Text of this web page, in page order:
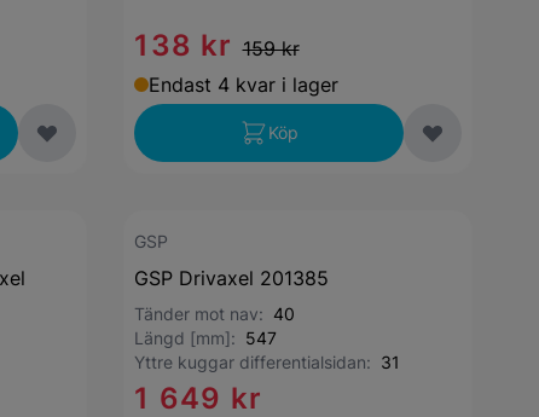
138 kr 159 kr
Endast 4 kvar i lager
Köp
GSP
GSP Drivaxel 201385
Tänder mot nav: 40
Längd [mm]: 547
Yttre kuggar differentialsidan: 31
1 649 kr